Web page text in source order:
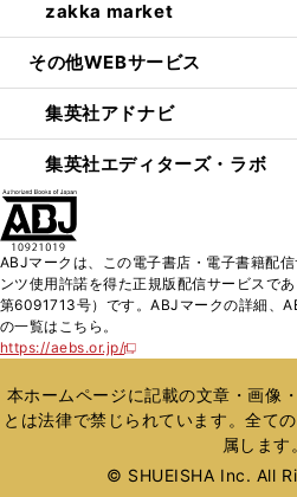
zakka market
その他WEBサービス
集英社アドナビ
集英社エディターズ・ラボ
ABJマークは、この電子書店・電子書籍配
ンツ使用許諾を得た正規版配信サービスで
第6091713号）です。ABJマークの詳細、
の一覧はこちら。
https://aebs.or.jp/
新
い
ウ
ィ
ウ
本ホームページに記載の文章・画像
とは法律で禁じられています。全て
属します。
© SHUEISHA Inc. All